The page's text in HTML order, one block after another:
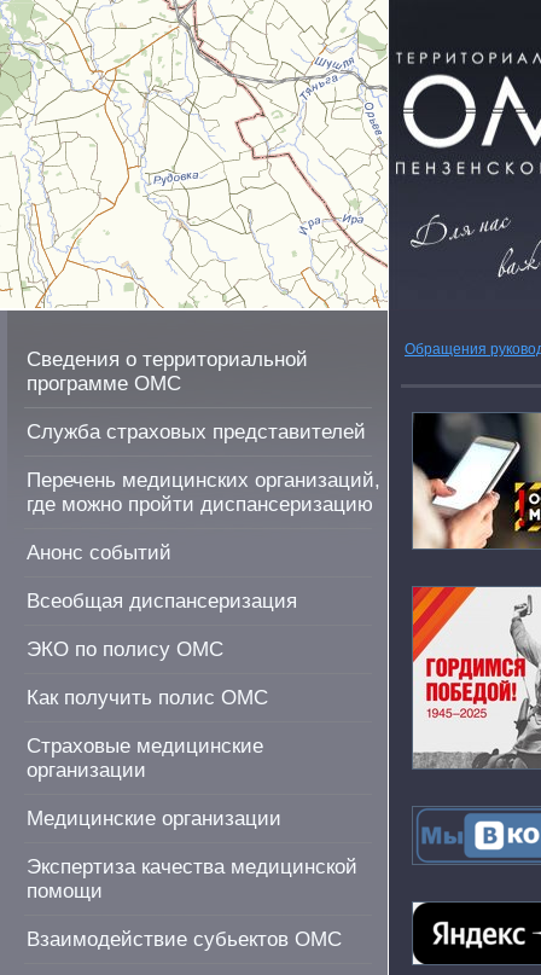
Сведения о территориальной
программе ОМС
Служба страховых представителей
Перечень медицинских организаций,
где можно пройти диспансеризацию
Анонс событий
Всеобщая диспансеризация
ЭКО по полису ОМС
Как получить полис ОМС
Страховые медицинские
организации
Медицинские организации
Экспертиза качества медицинской
помощи
Взаимодействие субьектов ОМС
Обращения